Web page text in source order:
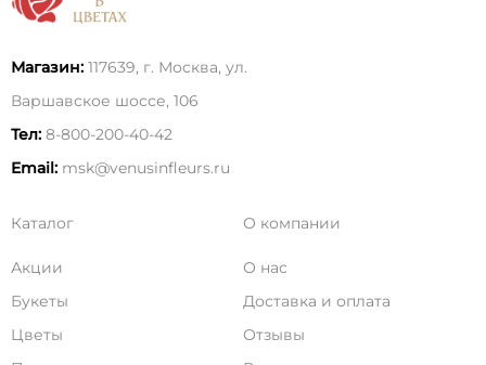
Магазин: 117639, г. Москва, ул.
Варшавское шоссе, 106
Тел: 8-800-200-40-42
Email: msk@venusinfleurs.ru
Каталог
Акции
Букеты
Цветы
О компании
О нас
Доставка и оплата
Отзывы